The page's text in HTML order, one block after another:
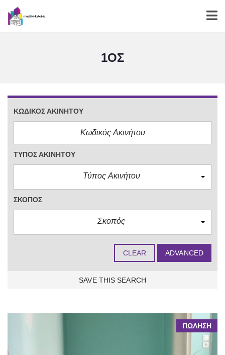
1ΟΣ
ΚΩΔΙΚΌΣ ΑΚΙΝΉΤΟΥ
ΤΎΠΟΣ ΑΚΙΝΉΤΟΥ
Τύπος Ακινήτου
ΣΚΟΠΌΣ
Σκοπός
CLEAR ADVANCED
SAVE THIS SEARCH
ΠΩΛΗΣΗ